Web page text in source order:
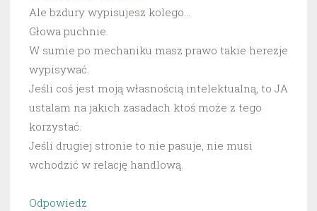
Ale bzdury wypisujesz kolego…
Głowa puchnie.
W sumie po mechaniku masz prawo takie herezje
wypisywać.
Jeśli coś jest moją własnością intelektualną, to JA
ustalam na jakich zasadach ktoś może z tego
korzystać.
Jeśli drugiej stronie to nie pasuje, nie musi
wchodzić w relację handlową.
Odpowiedz